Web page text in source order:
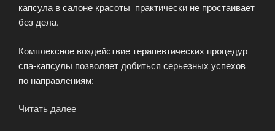
капсула в салоне красоты практически не простаивает
без дела.
Комплексное воздействие терапевтических процедур
спа-капсулы позволяет добиться серьезных успехов
по направлениям:
Читать далее